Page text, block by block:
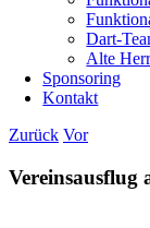
Dart-
Alte
Sponsoring
Kontakt
Zurück Vor
Vereinsausflug